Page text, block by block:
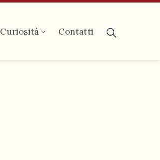
Curiosità Contatti